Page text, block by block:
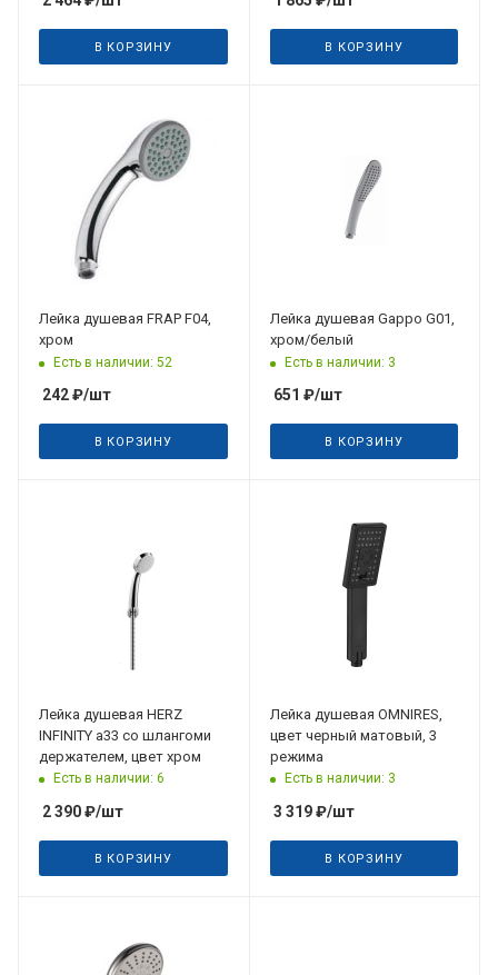
В КОРЗИНУ В КОРЗИНУ
Лейка душевая FRAP F04,
хром
Есть в наличии: 52
242₽/шт
В КОРЗИНУ
Лейка душевая Gappo G01,
хром/белый
Есть в наличии: 3
651 ₽/шт
В КОРЗИНУ
Лейка душевая HERZ
INFINITY a33 со шлангоми
держателем, цвет хром
Есть в наличии: 6
2 390₽/шт
В КОРЗИНУ
Лейка душевая OMNIRES,
цвет черный матовый, 3
режима
Есть в наличии: 3
3 319₽/шт
В КОРЗИНУ